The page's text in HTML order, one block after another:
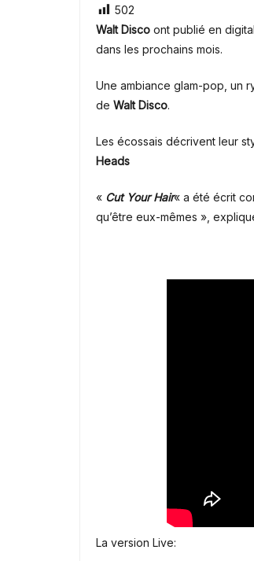
502
Walt Disco ont publié en
dans les prochains mois.
Une ambiance glam-pop, un
de Walt Disco.
Les écossais décrivent leur
Heads
« Cut Your Hair« a été écrit
qu’être eux-mêmes »,
La version Live: